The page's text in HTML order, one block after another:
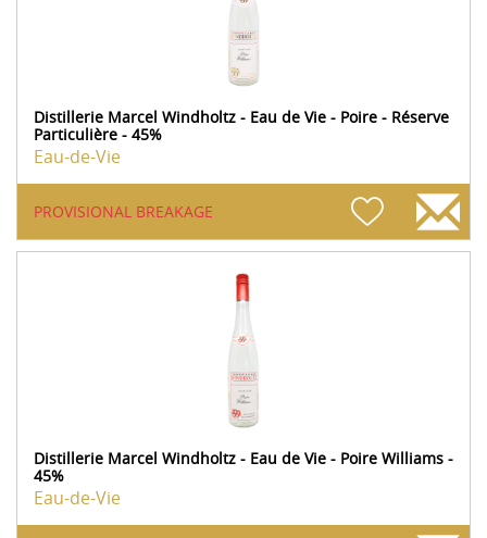
Distillerie Marcel Windholtz - Eau de Vie - Poire - Réserve
Particulière - 45%
Eau-de-Vie
PROVISIONAL BREAKAGE
Distillerie Marcel Windholtz - Eau de Vie - Poire Williams -
45%
Eau-de-Vie